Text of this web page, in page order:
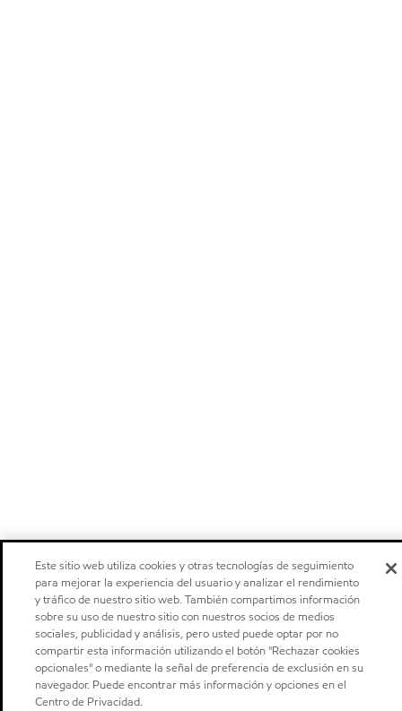
Este sitio web utiliza cookies y otras tecnologías de seguimiento
para mejorar la experiencia del usuario y analizar el rendimiento
y tráfico de nuestro sitio web. También compartimos información
sobre su uso de nuestro sitio con nuestros socios de medios
sociales, publicidad y análisis, pero usted puede optar por no
compartir esta información utilizando el botón "Rechazar cookies
opcionales" o mediante la señal de preferencia de exclusión en su
navegador. Puede encontrar más información y opciones en el
Centro de Privacidad.